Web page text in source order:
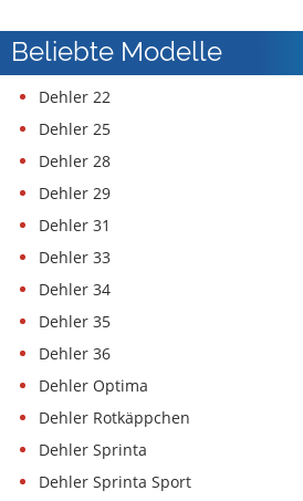
Beliebte Modelle
Dehler 22
Dehler 25
Dehler 28
Dehler 29
Dehler 31
Dehler 33
Dehler 34
Dehler 35
Dehler 36
Dehler Optima
Dehler Rotkäppchen
Dehler Sprinta
Dehler Sprinta Sport